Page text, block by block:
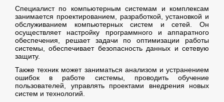
Специалист по компьютерным системам и комплексам
занимается проектированием, разработкой, установкой и
обслуживанием компьютерных систем и сетей. Он
осуществляет настройку программного и аппаратного
обеспечения, решает задачи по оптимизации работы
системы, обеспечивает безопасность данных и сетевую
защиту.
Также техник может заниматься анализом и устранением
ошибок в работе системы, проводить обучение
пользователей, управлять проектами внедрения новых
систем и технологий.